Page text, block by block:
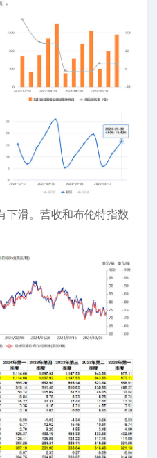
下滑。营收和布伦特指数